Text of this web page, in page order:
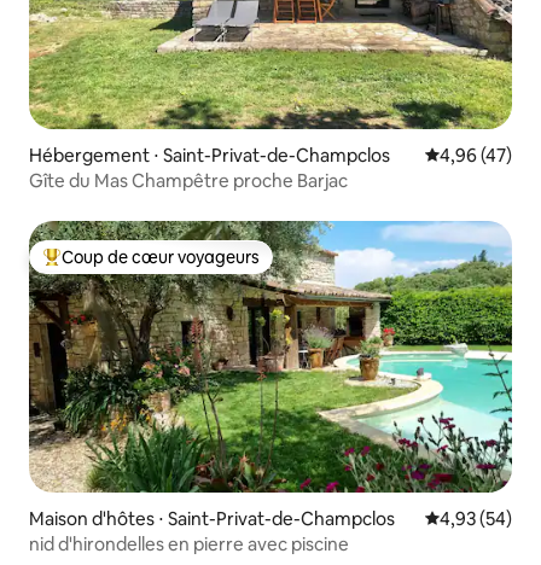
Hébergement ⋅ Saint-Privat-de-Champclos Évaluation
4,96 (47)
Gîte du Mas Champêtre proche Barjac
Coups de cœur voyageurs les plus appréciés
Coup de cœur voyageurs
Maison d'hôtes ⋅ Saint-Privat-de-Champclos Évaluation
4,93 (54)
nid d'hirondelles en pierre avec piscine